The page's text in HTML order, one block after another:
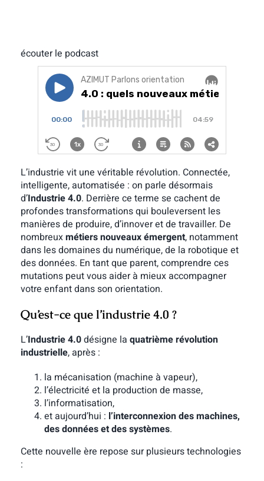
écouter le podcast
L’industrie vit une véritable révolution. Connectée,
intelligente, automatisée : on parle désormais
d’Industrie 4.0. Derrière ce terme se cachent de
profondes transformations qui bouleversent les
manières de produire, d’innover et de travailler. De
nombreuxmétiers nouveaux émergent, notamment
dans les domaines du numérique, de la robotique et
des données. En tant que parent, comprendre ces
mutations peut vous aider à mieux accompagner
votre enfant dans son orientation.
Qu’est-ce que l’industrie 4.0 ?
L’Industrie 4.0désigne la quatrième révolution
industrielle, après :
la mécanisation (machine à vapeur),
l’électricité et la production de masse,
l’informatisation,
et aujourd’hui : l’interconnexion des machines,
des données et des systèmes.
Cette nouvelle ère repose sur plusieurs technologies
: